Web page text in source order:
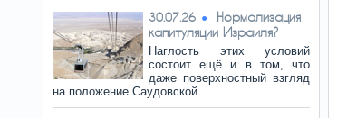
30.07.26
Нормализация
капитуляции Израиля?
Наглость этих условий
состоит ещё и в том, что
даже поверхностный взгляд
на положение Саудовской…